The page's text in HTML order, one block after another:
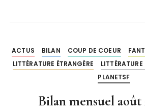
ACTUS BILAN COUP DE COEUR
LITTÉRATURE ÉTRANGÈRE
PLANETSF
Bilan mensuel août